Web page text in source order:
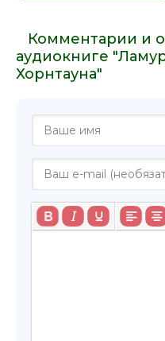
Комментарии и
аудиокниге
Хорнтауна"